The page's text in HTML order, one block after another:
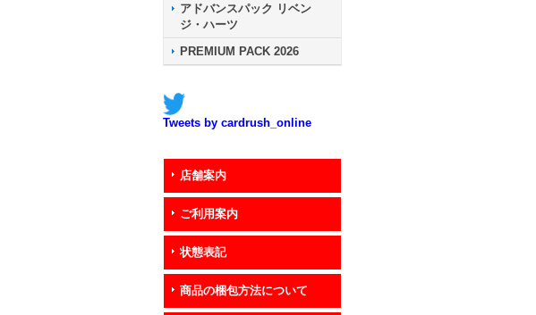
アドバンスパック リベン
ジ・ハーツ
PREMIUM PACK 2026
Tweets by cardrush_online
店舗案内
ご利用案内
状態表記
商品の梱包方法について